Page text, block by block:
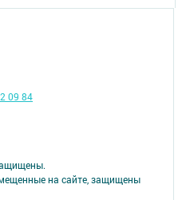
на сайте, защищены
09 84